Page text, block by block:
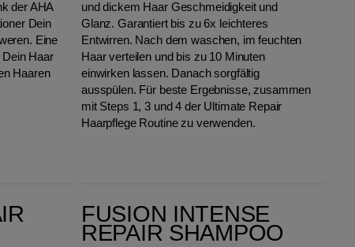
der AHA
Dein
Eine
Haar
Haaren
und dickem Haar Geschmeidigkeit und
Glanz. Garantiert bis zu 6x leichteres
Entwirren. Nach dem waschen, im feuchten
Haar verteilen und bis zu 10 Minuten
einwirken lassen. Danach sorgfältig
ausspülen. Für beste Ergebnisse, zusammen
mit Steps 1, 3 und 4 der Ultimate Repair
Haarpflege Routine zu verwenden.
FUSION INTENSE
REPAIR SHAMPOO